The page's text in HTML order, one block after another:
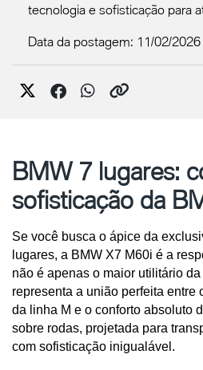
tecnologia e sofisticação para
Data da postagem: 11/02/2026
BMW 7 lugares:
sofisticação da
Se você busca o ápice da
lugares, a BMW X7 M60i é a
não é apenas o maior utilitário
representa a união perfeita entre
da linha M e o conforto absoluto
sobre rodas, projetada para
com sofisticação inigualável.